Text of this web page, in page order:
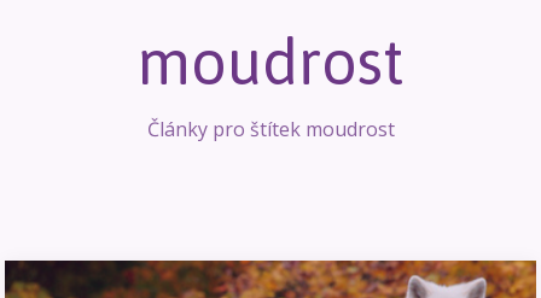
moudrost
Články pro štítek moudrost